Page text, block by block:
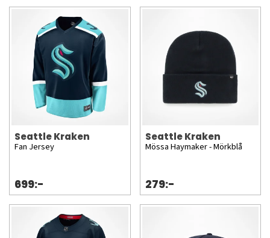
Seattle Kraken
Fan Jersey
699:-
Seattle Kraken
Mössa Haymaker - Mörkblå
279:-